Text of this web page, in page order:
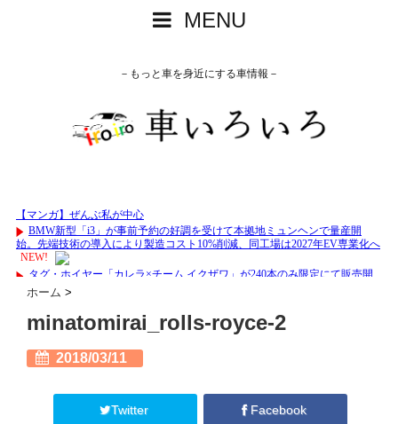
MENU
－もっと車を身近にする車情報－
ホーム >
minatomirai_rolls-royce-2
2018/03/11
Twitter Facebook